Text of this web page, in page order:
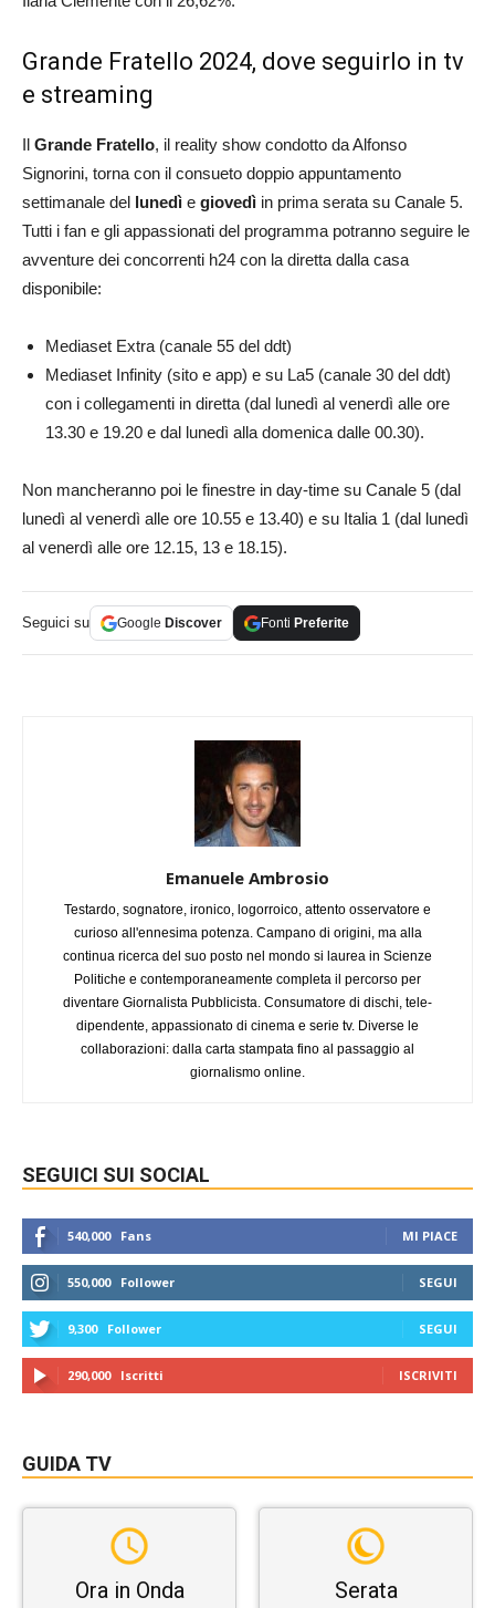
Grande Fratello 2024, dove seguirlo in tv
e streaming
Grande Fratello, il reality show condotto da Alfonso
Signorini, torna con il consueto doppio appuntamento
settimanale del
lunedì e giovedì in prima serata su Canale 5.
Tutti i fan e gli appassionati del programma potranno seguire le
avventure dei concorrenti h24 con la diretta dalla casa
disponibile:
Mediaset Extra (canale 55 del ddt)
Mediaset Infinity (sito e app) e su La5 (canale 30 del ddt)
con i collegamenti in diretta (dal lunedì al venerdì alle ore
13.30 e 19.20 e dal lunedì alla domenica dalle 00.30).
Non mancheranno poi le finestre in day-time su Canale 5 (dal
lunedì al venerdì alle ore 10.55 e 13.40) e su Italia 1 (dal lunedì
al venerdì alle ore 12.15, 13 e 18.15).
Seguici su Google Discover Fonti Preferite
Emanuele Ambrosio
Testardo, sognatore, ironico, logorroico, attento osservatore e
curioso all'ennesima potenza. Campano di origini, ma alla
continua ricerca del suo posto nel mondo si laurea in Scienze
Politiche e contemporaneamente completa il percorso per
diventare Giornalista Pubblicista. Consumatore di dischi, tele-
dipendente, appassionato di cinema e serie tv. Diverse le
collaborazioni: dalla carta stampata fino al passaggio al
giornalismo online.
SEGUICI SUI SOCIAL
540,000 Fans MI PIACE
550,000 Follower SEGUI
9,300 Follower SEGUI
290,000 Iscritti ISCRIVITI
GUIDA TV
Ora in Onda Serata